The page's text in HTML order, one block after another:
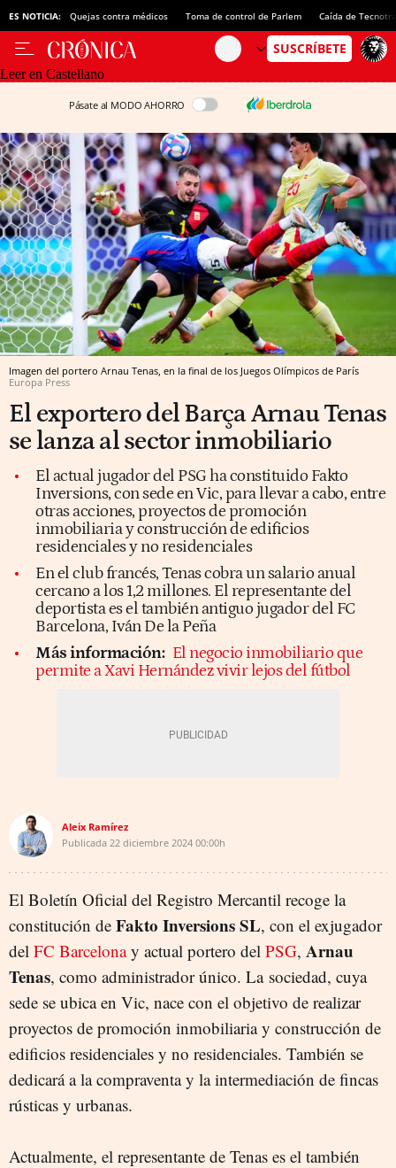
ES NOTICIA: Quejas contra médicos Toma de control de Parlem Caída de
Leer en Castellano
Pásate al MODO AHORRO
Imagen del portero Arnau Tenas, en la final de los Juegos Olímpicos de París
Europa Press
El exportero del Barça Arnau Tenas
se lanza al sector inmobiliario
El actual jugador del PSG ha constituido Fakto
Inversions, con sede en Vic, para llevar a cabo, entre
otras acciones, proyectos de promoción
inmobiliaria y construcción de edificios
residenciales y no residenciales
En el club francés, Tenas cobra un salario anual
cercano a los 1,2 millones. El representante del
deportista es el también antiguo jugador del FC
Barcelona, Iván De la Peña
Más información: El negocio inmobiliario que
permite a Xavi Hernández vivir lejos del fútbol
Aleix Ramírez
Publicada 22 diciembre 2024 00:00h
El Boletín Oficial del Registro Mercantil recoge la
constitución de Fakto Inversions SL, con el exjugador
del FC Barcelonay actual portero del PSG, Arnau
Tenas, como administrador único. La sociedad, cuya
sede se ubica en Vic, nace con el objetivo de realizar
proyectos de promoción inmobiliaria y construcción de
edificios residenciales y no residenciales. También se
dedicará a la compraventa y la intermediación de fincas
rústicas y urbanas.
Actualmente, el representante de Tenas es el también